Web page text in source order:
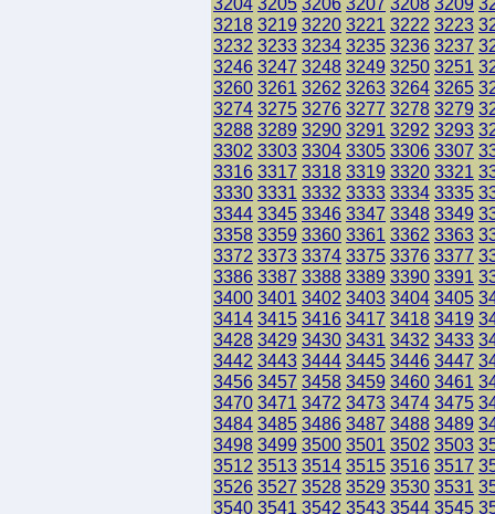
3218 3219 3220 3221 3222 3223
3232 3233 3234 3235 3236 3237
3246 3247 3248 3249 3250 3251
3260 3261 3262 3263 3264 3265
3274 3275 3276 3277 3278 3279
3288 3289 3290 3291 3292 3293
3302 3303 3304 3305 3306 3307
3316 3317 3318 3319 3320 3321
3330 3331 3332 3333 3334 3335
3344 3345 3346 3347 3348 3349
3358 3359 3360 3361 3362 3363
3372 3373 3374 3375 3376 3377
3386 3387 3388 3389 3390 3391
3400 3401 3402 3403 3404 3405
3414 3415 3416 3417 3418 3419
3428 3429 3430 3431 3432 3433
3442 3443 3444 3445 3446 3447
3456 3457 3458 3459 3460 3461
3470 3471 3472 3473 3474 3475
3484 3485 3486 3487 3488 3489
3498 3499 3500 3501 3502 3503
3512 3513 3514 3515 3516 3517
3526 3527 3528 3529 3530 3531
3540 3541 3542 3543 3544 3545